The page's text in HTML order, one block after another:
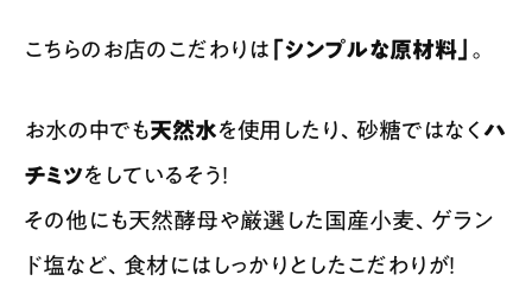
こちらのお店のこだわりは 「シンプルな原材料」 。
お水の中でも天然水を使用したり、砂糖ではなく ハ
チミツをしているそう！
その他にも天然酵母や厳選した国産小麦、ゲラン
ド塩など、食材にはしっかりとしたこだわりが！